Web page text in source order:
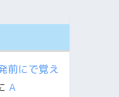
前にで覚え
A